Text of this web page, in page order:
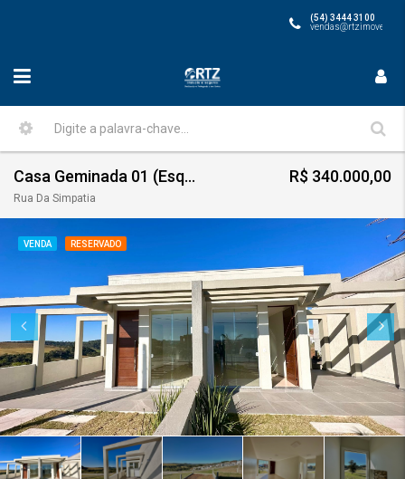
(54) 3444 3100
Casa Geminada 01 (Esquerda) Bella Vista IV
Rua Da Simpatia
R$ 340.000,00
VENDA RESERVADO